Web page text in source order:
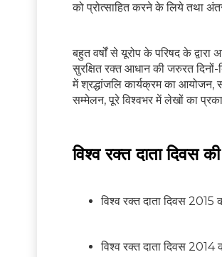
को प्रोत्साहित करने के लिये तथा
बहुत वर्षों से यूरोप के परिषद के
सुरक्षित रक्त आधान की जरुरत
में श्रद्धांजलि कार्यक्रम का आयोजन,
सम्मेलन, पूरे विश्वभर में लेखों का
विश्व रक्त दाता दिवस
विश्व रक्त दाता दिवस 2015
विश्व रक्त दाता दिवस